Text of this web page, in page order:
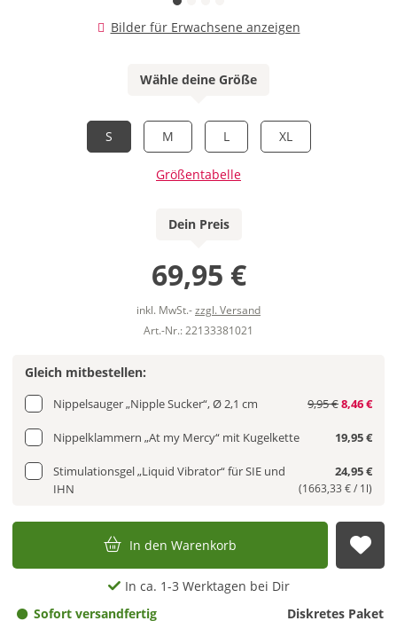
Bilder für Erwachsene anzeigen
Wähle deine Größe
S M L XL
Größentabelle
Dein Preis
69,95 €
inkl. MwSt.-zzgl. Versand
Art.-Nr.: 22133381021
Gleich mitbestellen:
Nippelsauger „Nipple Sucker“, Ø 2,1 cm 9,95 €8,46 €
Nippelklammern „At my Mercy“ mit Kugelkette 19,95 €
Stimulationsgel „Liquid Vibrator“ für SIE und
IHN
24,95 €
(1663,33 € / 1l)
In den Warenkorb
In ca. 1-3 Werktagen bei Dir
Sofort versandfertig
Diskretes Paket